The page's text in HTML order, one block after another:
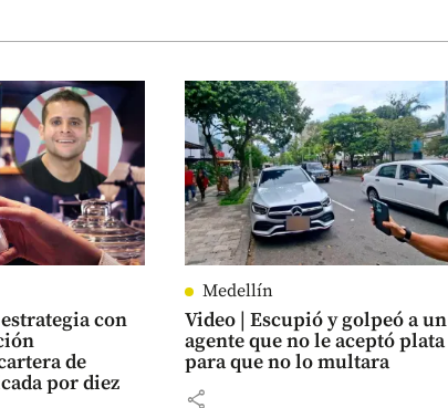
con
de
por diez
Medellín
Video | Escupió y golpeó a un
agente que no le aceptó plata
para que no lo multara
share